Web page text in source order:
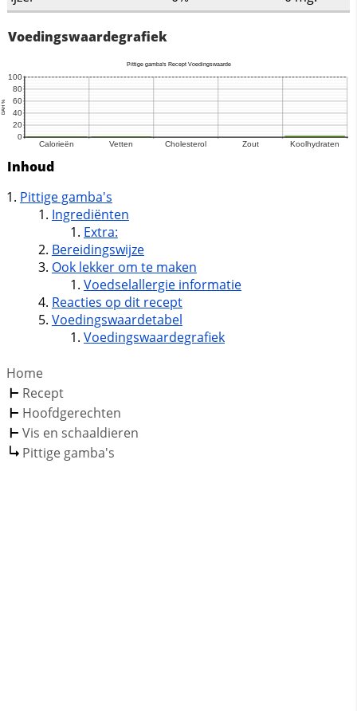
Voedingswaardegrafiek
Inhoud
Pittige gamba's
Ingrediënten
Extra:
Bereidingswijze
Ook lekker om te maken
Voedselallergie informatie
Reacties op dit recept
Voedingswaardetabel
Voedingswaardegrafiek
Home
Recept
Hoofdgerechten
Vis en schaaldieren
Pittige gamba's